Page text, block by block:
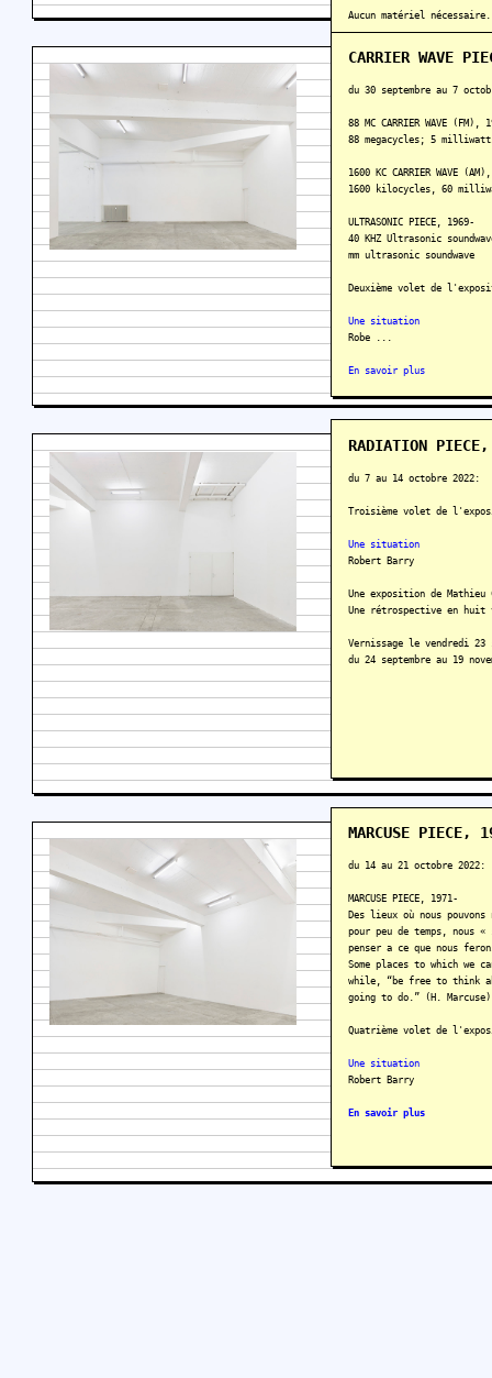
Aucun matériel
CARRIER WAVE
du 30 septembre au 7
88 MC CARRIER WAVE (FM),
88 megacycles; 5
1600 KC CARRIER WAVE
1600 kilocycles, 60
ULTRASONIC PIECE, 1969-
40 KHZ Ultrasonic
mm ultrasonic soundwave
Deuxième volet de
Une situation
Robe ...
En savoir plus
RADIATION
du 7 au 14 octobre 2022:
Troisième volet de
Une situation
Robert Barry
Une exposition de
Une rétrospective en huit
Vernissage le vendredi 23
du 24 septembre au 19
MARCUSE PIECE,
du 14 au 21 octobre 2022:
MARCUSE PIECE, 1971-
Des lieux où nous
pour peu de temps, nous
penser a ce que nous
Some places to which we
while, “be free to think
going to do.” (H. Marcuse)
Quatrième volet de
Une situation
Robert Barry
En savoir plus